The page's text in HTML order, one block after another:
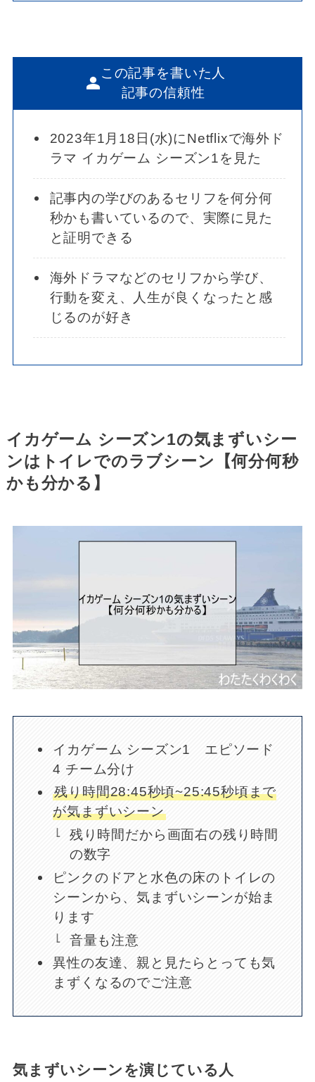
この記事を書いた人
記事の信頼性
2023年1月18日(水)にNetflixで海外ド
ラマ イカゲーム シーズン1を見た
記事内の学びのあるセリフを何分何
秒かも書いているので、実際に見た
と証明できる
海外ドラマなどのセリフから学び、
行動を変え、人生が良くなったと感
じるのが好き
イカゲーム シーズン1の気まずいシー
ンはトイレでのラブシーン【何分何秒
かも分かる】
イカゲーム シーズン1 エピソード
4 チーム分け
残り時間28:45秒頃~25:45秒頃まで
が気まずいシーン
残り時間だから画面右の残り時間
の数字
ピンクのドアと水色の床のトイレの
シーンから、気まずいシーンが始ま
ります
音量も注意
異性の友達、親と見たらとっても気
まずくなるのでご注意
気まずいシーンを演じている人